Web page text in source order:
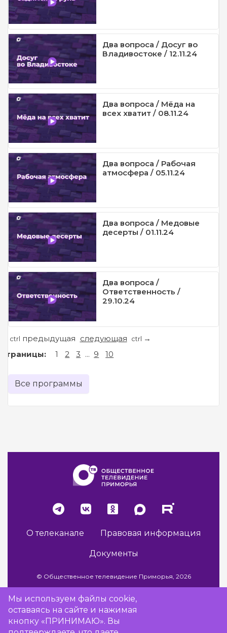
Два вопроса / Досуг во
Владивостоке / 12.11.24
Два вопроса / Мёда на
всех хватит / 08.11.24
Два вопроса / Рабочая
атмосфера / 05.11.24
Два вопроса / Медовые
десерты / 01.11.24
Два вопроса /
Ответственность /
29.10.24
ctrl предыдущая следующая ctrl →
Страницы: 1 2 3 ... 9 10
Все программы
О телеканале Правовая информация
Документы
© Общественное телевидение Приморья, 2026
Разработка сайта -Vladweb
Мы используем файлы cookie,
оставаясь на сайте и нажимая
кнопку «ПРИНИМАЮ». Вы